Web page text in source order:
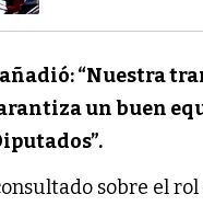
“Nuestra
un buen
sobre el